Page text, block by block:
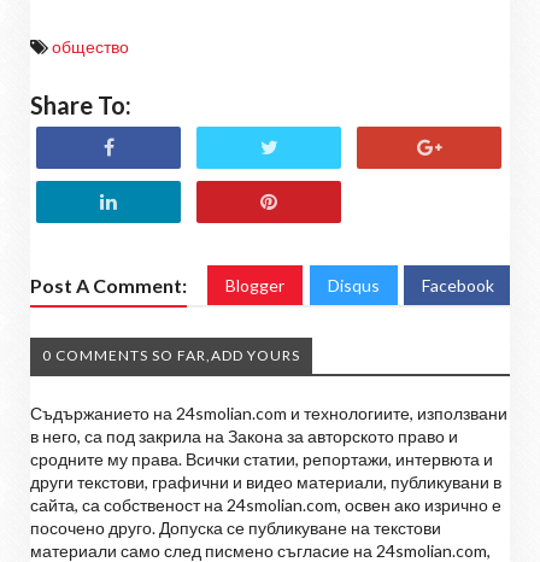
общество
Share To:
Post A Comment: Blogger Disqus Facebook
0 COMMENTS SO FAR,ADD YOURS
Съдържанието на 24smolian.com и технологиите, използвани
в него, са под закрила на Закона за авторското право и
сродните му права. Всички статии, репортажи, интервюта и
други текстови, графични и видео материали, публикувани в
сайта, са собственост на 24smolian.com, освен ако изрично е
посочено друго. Допуска се публикуване на текстови
материали само след писмено съгласие на 24smolian.com,